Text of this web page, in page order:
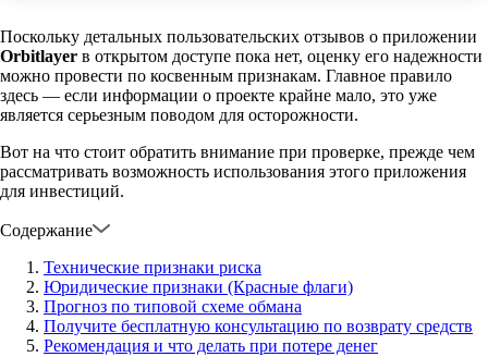
Поскольку детальных пользовательских отзывов о приложении
Orbitlayer в открытом доступе пока нет, оценку его надежности
можно провести по косвенным признакам. Главное правило
здесь — если информации о проекте крайне мало, это уже
является серьезным поводом для осторожности.
Вот на что стоит обратить внимание при проверке, прежде чем
рассматривать возможность использования этого приложения
для инвестиций.
Содержание
Технические признаки риска
Юридические признаки (Красные флаги)
Прогноз по типовой схеме обмана
Получите бесплатную консультацию по возврату средств
Рекомендация и что делать при потере денег